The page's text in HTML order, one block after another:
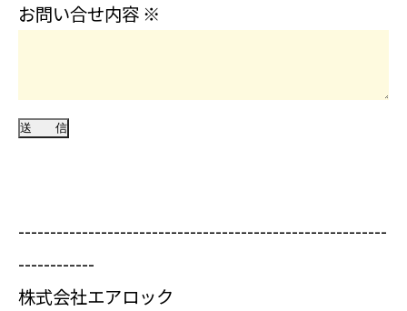
お問い合せ内容 ※
----------------------------------------------------------
------------
株式会社エアロック